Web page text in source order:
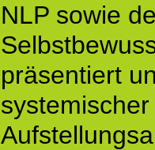
NLP sowie
präsentiert
systemischer